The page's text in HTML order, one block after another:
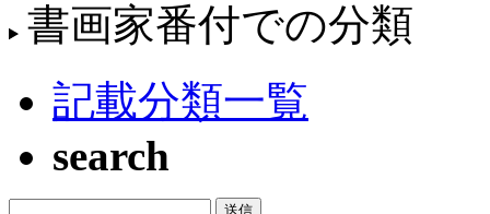
書画家番付での分類
記載分類一覧
search